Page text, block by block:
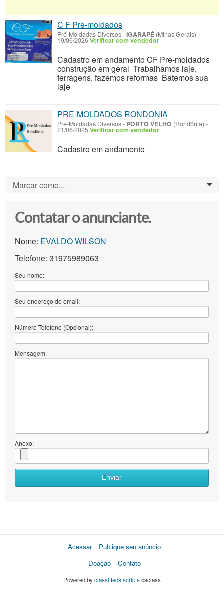
C F Pre-moldados
Pré-Moldadas Diversos-IGARAPÉ (Minas Gerais) -
19/06/2026Verificar com vendedor
Cadastro em andamento CF Pre-moldados
construção em geral Trabalhamos laje,
ferragens, fazemos reformas Batemos sua
laje
PRE-MOLDADOS RONDONIA
Pré-Moldadas Diversos- PORTO VELHO (Rondônia) -
21/06/2025Verificar com vendedor
Cadastro em andamento
Marcar como... 0
Contatar o anunciante.
Nome: EVALDO WILSON
Telefone: 31975989063
Seu nome:
Seu endereço de email:
Número Telefone (Opcional):
Mensagem:
Anexo:
Enviar
Acessar
Publique seu anúncio
Doação
Contato
Powered byclassifieds scriptsosclass